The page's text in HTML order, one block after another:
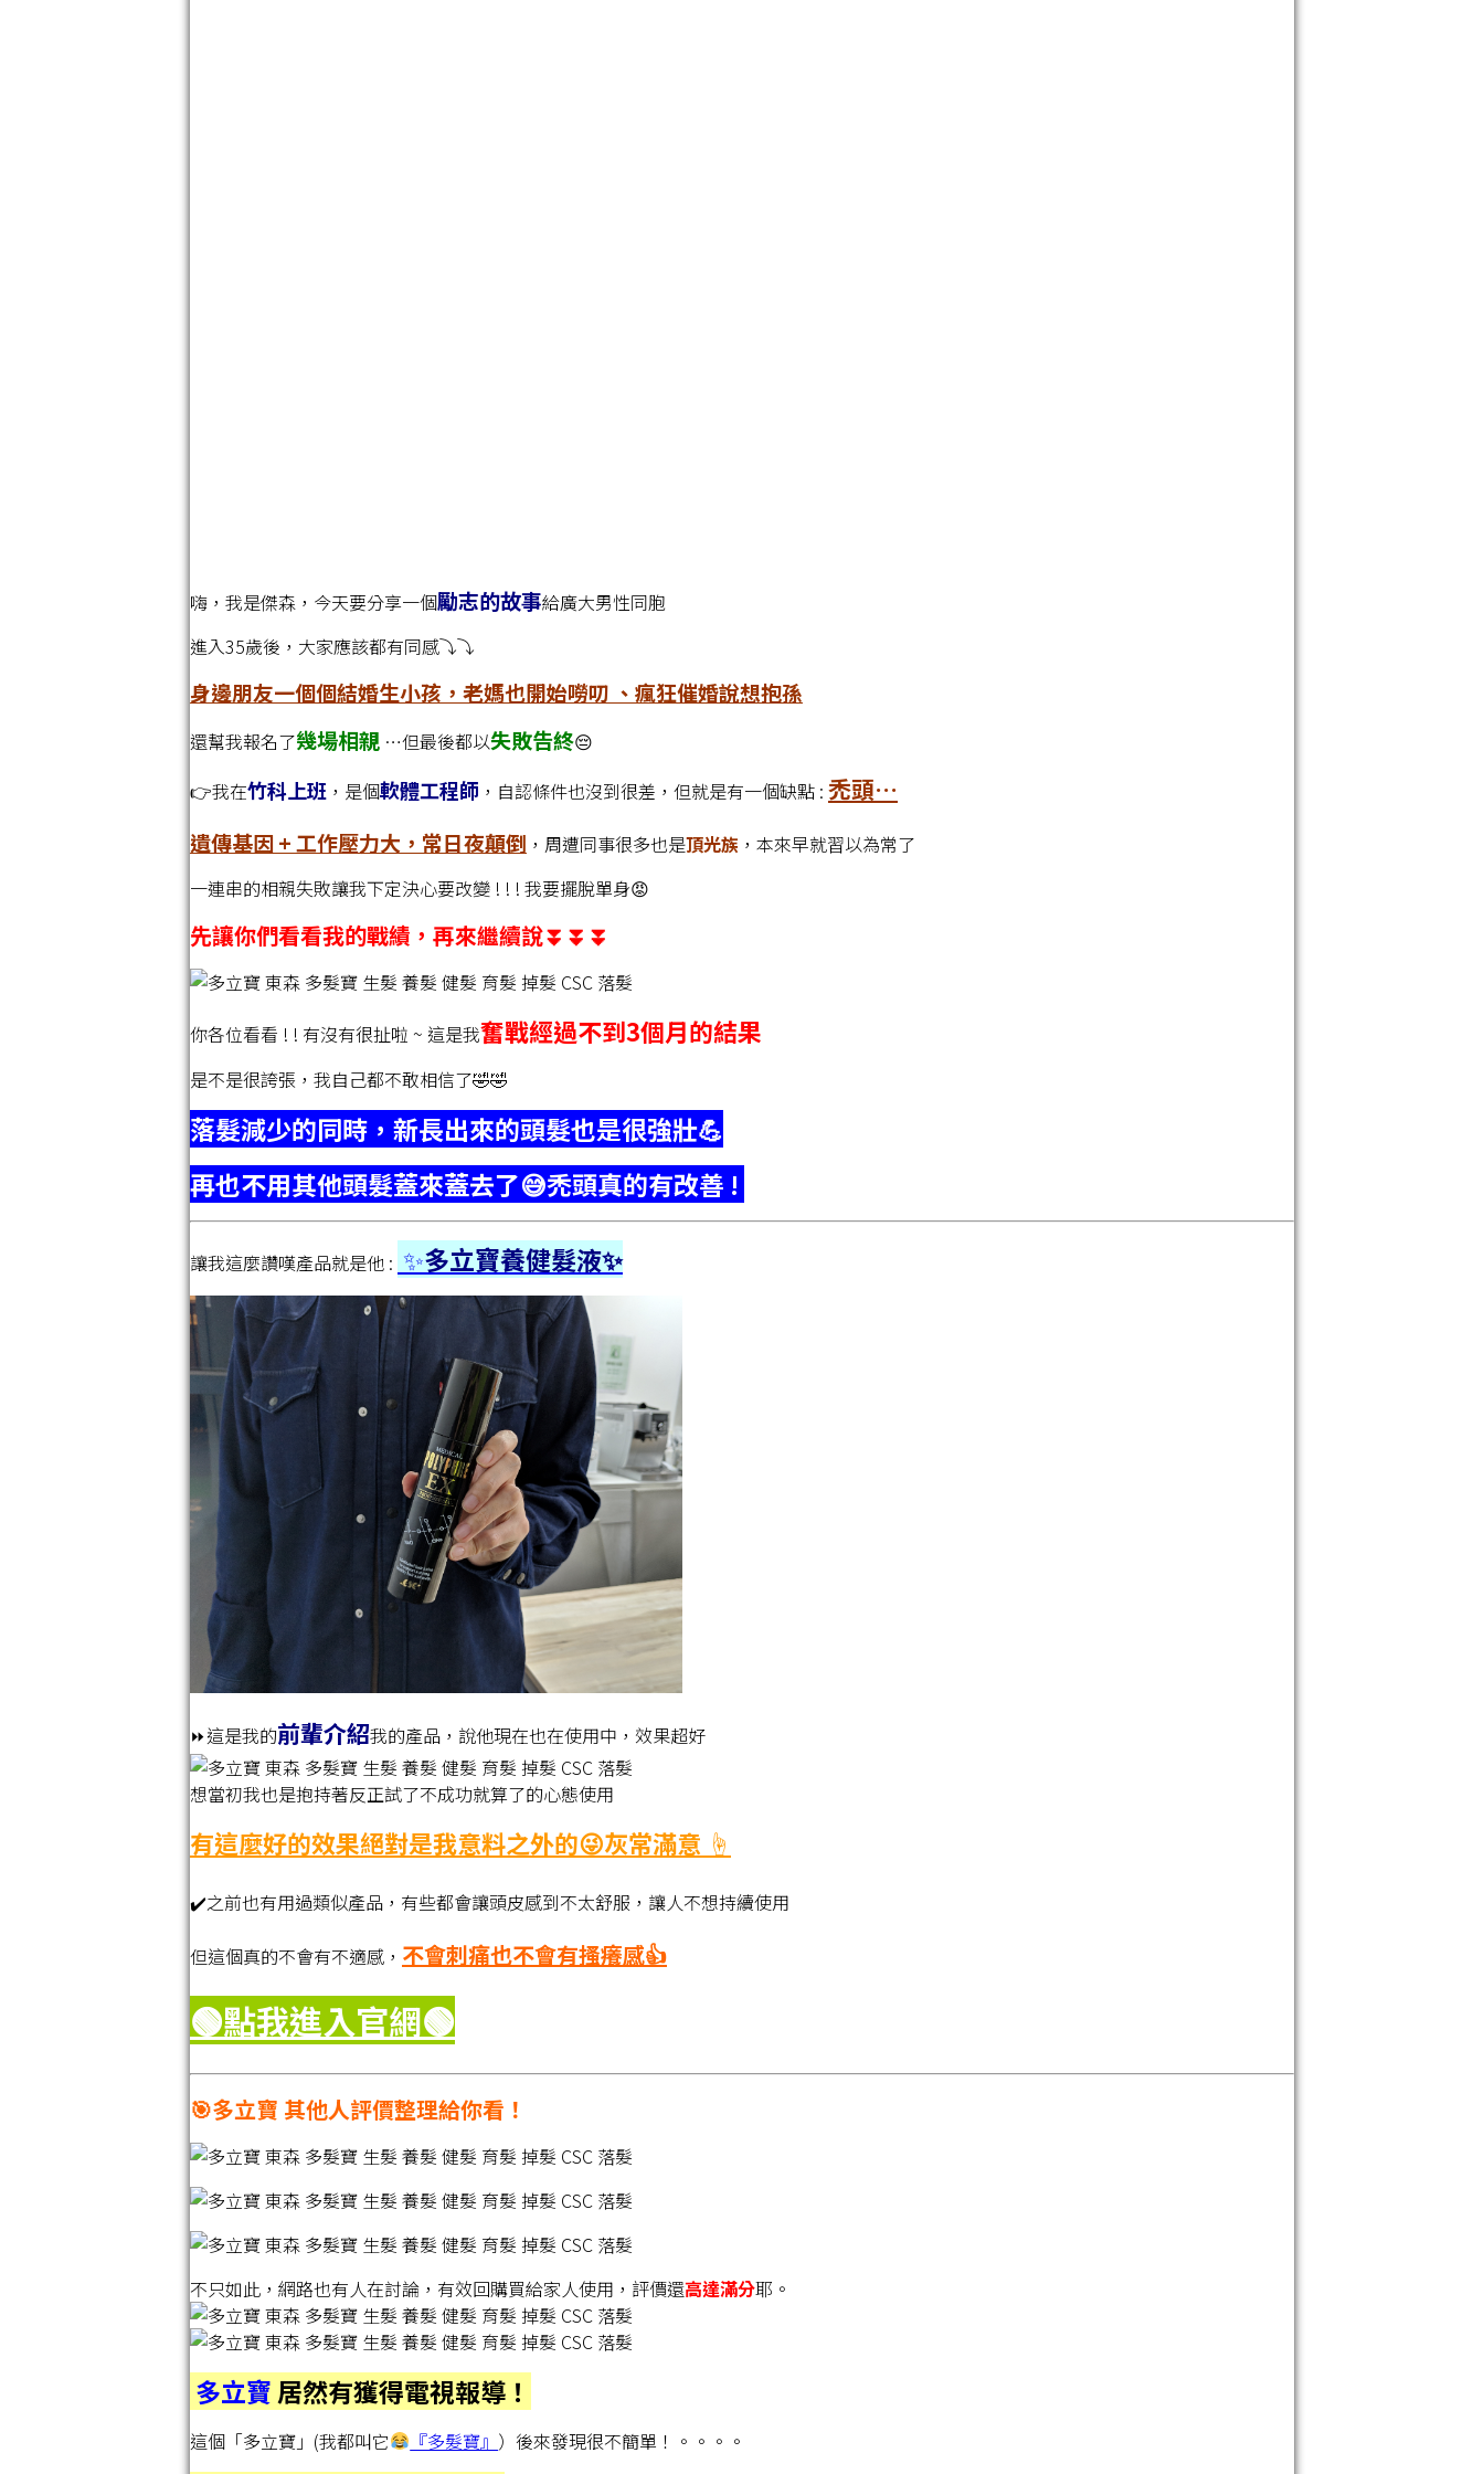
嗨，我是傑森，今天要分享一個勵志的故事給廣大男性同胞
進入35歲後，大家應該都有同感⤵️⤵️
身邊朋友一個個結婚生小孩，老媽也開始嘮叨 、瘋狂催婚說想抱孫
還幫我報名了幾場相親 …但最後都以失敗告終😔
👉我在竹科上班 ，是個軟體工程師 ，自認條件也沒到很差，但就是有一個缺點 : 禿頭…
遺傳基因 + 工作壓力大，常日夜顛倒 ，周遭同事很多也是頂光族 ，本來早就習以為常了
一連串的相親失敗讓我下定決心要改變 ! ! ! 我要擺脫單身😡
先讓你們看看我的戰績，再來繼續說⏬⏬⏬
你各位看看 ! ! 有沒有很扯啦 ~ 這是我奮戰經過不到3個月的結果
是不是很誇張，我自己都不敢相信了🤣🤣
落髮減少的同時，新長出來的頭髮也是很強壯💪
再也不用其他頭髮蓋來蓋去了😅禿頭真的有改善 !
讓我這麼讚嘆產品就是他 : ✨多立寶養健髮液✨
⏩這是我的前輩介紹我的產品，說他現在也在使用中，效果超好
想當初我也是抱持著反正試了不成功就算了的心態使用
有這麼好的效果絕對是我意料之外的😜灰常滿意 ☝️
✔️之前也有用過類似產品，有些都會讓頭皮感到不太舒服，讓人不想持續使用
但這個真的不會有不適感， 不會刺痛也不會有搔癢感👍
🟢點我進入官網🟢
🎯多立寶 其他人評價整理給你看！
不只如此，網路也有人在討論，有效回購買給家人使用，評價還高達滿分耶。
多立寶 居然有獲得電視報導！
這個「多立寶」(我都叫它 『多髮寶』 ）後來發現很不簡單！。。。。